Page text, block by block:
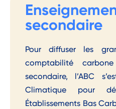
secondaire
Pour diffuser les
comptabilité
secondaire, l’ABC
Climatique pour
Établissements Bas